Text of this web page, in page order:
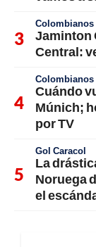
Colombianos
Jaminton
Central:
Colombianos
Cuándo
Múnich;
por TV
Gol Caracol
La
Noruega
el